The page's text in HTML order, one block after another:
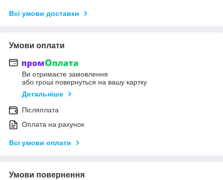
Всі умови доставки
Умови оплати
Ви отримаєте замовлення
або гроші повернуться на вашу картку
Детальніше
Післяплата
Оплата на рахунок
Всі умови оплати
Умови повернення